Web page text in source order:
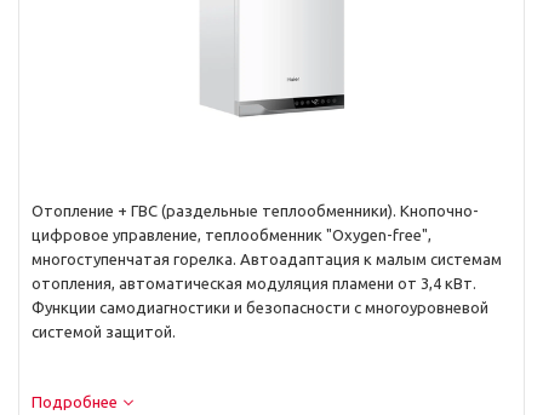
Отопление + ГВС (раздельные теплообменники). Кнопочно-
цифровое управление, теплообменник "Oxygen-free",
многоступенчатая горелка. Автоадаптация к малым системам
отопления, автоматическая модуляция пламени от 3,4 кВт.
Функции самодиагностики и безопасности с многоуровневой
системой защитой.
Подробнее